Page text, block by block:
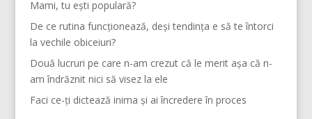
Mami, tu ești populară?
De ce rutina funcționează, deși tendința e să te întorci
la vechile obiceiuri?
Două lucruri pe care n-am crezut că le merit așa că n-
am îndrăznit nici să visez la ele
Faci ce-ți dictează inima și ai încredere în proces